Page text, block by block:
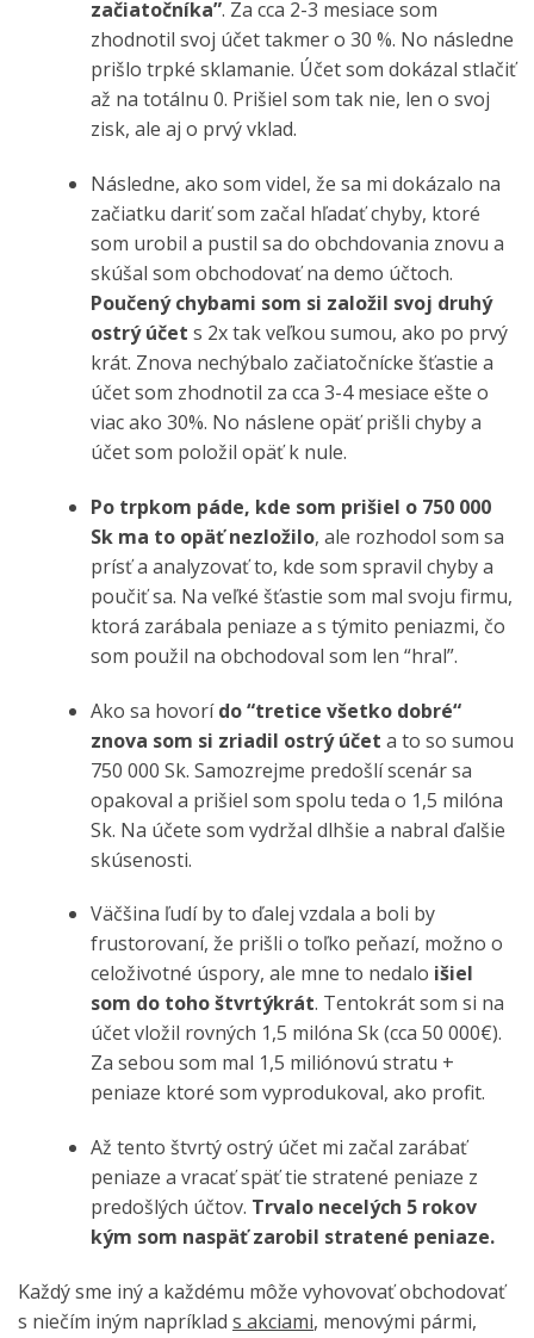
začiatočníka”. Za cca 2-3 mesiace som
zhodnotil svoj účet takmer o 30 %. No následne
prišlo trpké sklamanie. Účet som dokázal stlačiť
až na totálnu 0. Prišiel som tak nie, len o svoj
zisk, ale aj o prvý vklad.
Následne, ako som videl, že sa mi dokázalo na
začiatku dariť som začal hľadať chyby, ktoré
som urobil a pustil sa do obchdovania znovu a
skúšal som obchodovať na demo účtoch.
Poučený chybami som si založil svoj druhý
ostrý účet s 2x tak veľkou sumou, ako po prvý
krát. Znova nechýbalo začiatočnícke šťastie a
účet som zhodnotil za cca 3-4 mesiace ešte o
viac ako 30%. No náslene opäť prišli chyby a
účet som položil opäť k nule.
Po trpkom páde, kde som prišiel o 750 000
Sk ma to opäť nezložilo, ale rozhodol som sa
prísť a analyzovať to, kde som spravil chyby a
poučiť sa. Na veľké šťastie som mal svoju firmu,
ktorá zarábala peniaze a s týmito peniazmi, čo
som použil na obchodoval som len “hral”.
Ako sa hovorído “tretice všetko dobré“
znova som si zriadil ostrý účet a to so sumou
750 000 Sk. Samozrejme predošlí scenár sa
opakoval a prišiel som spolu teda o 1,5 milóna
Sk. Na účete som vydržal dlhšie a nabral ďalšie
skúsenosti.
Väčšina ľudí by to ďalej vzdala a boli by
frustorovaní, že prišli o toľko peňazí, možno o
celoživotné úspory, ale mne to nedalo išiel
som do toho štvrtýkrát. Tentokrát som si na
účet vložil rovných 1,5 milóna Sk (cca 50 000€).
Za sebou som mal 1,5 miliónovú stratu +
peniaze ktoré som vyprodukoval, ako profit.
Až tento štvrtý ostrý účet mi začal zarábať
peniaze a vracať späť tie stratené peniaze z
predošlých účtov. Trvalo necelých 5 rokov
kým som naspäť zarobil stratené peniaze.
Každý sme iný a každému môže vyhovovať obchodovať
s niečím iným napríklad s akciami, menovými pármi,